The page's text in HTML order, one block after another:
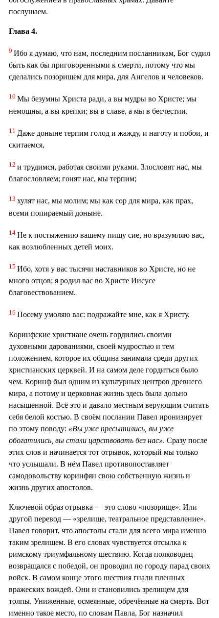
послушаем.
Глава 4.
9 Ибо я думаю, что нам, последним посланникам, Бог судил
быть как бы приговоренными к смерти, потому что мы
сделались позорищем для мира, для Ангелов и человеков.
10 Мы безумны Христа ради, а вы мудры во Христе; мы
немощны, а вы крепки; вы в славе, а мы в бесчестии.
11 Даже доныне терпим голод и жажду, и наготу и побои, и
скитаемся,
12 и трудимся, работая своими руками. Злословят нас, мы
благословляем; гонят нас, мы терпим;
13 хулят нас, мы молим; мы как сор для мира, как прах,
всеми попираемый доныне.
14 Не к постыжению вашему пишу сие, но вразумляю вас,
как возлюбленных детей моих.
15 Ибо, хотя у вас тысячи наставников во Христе, но не
много отцов; я родил вас во Христе Иисусе
благовествованием.
16 Посему умоляю вас: подражайте мне, как я Христу.
Коринфские христиане очень гордились своими
духовными дарованиями, своей мудростью и тем
положением, которое их община занимала среди других
христианских церквей. И на самом деле гордиться было
чем. Коринф был одним из культурных центров древнего
мира, а потому и церковная жизнь здесь была дольно
насыщенной. Всё это и давало местным верующим считать
себя белой костью. В своём послании Павел иронизирует
по этому поводу: «Вы уже пресытились, вы уже
обогатились, вы стали царствовать без нас». Сразу после
этих слов и начинается тот отрывок, который мы только
что услышали. В нём Павел противопоставляет
самодовольству коринфян свою собственную жизнь и
жизнь других апостолов.
Ключевой образ отрывка — это слово «позорище». Или
другой перевод — «зрелище, театральное представление».
Павел говорит, что апостолы стали для всего мира именно
таким зрелищем. В его словах чувствуется отсылка к
римскому триумфальному шествию. Когда полководец
возвращался с победой, он проводил по городу парад своих
войск. В самом конце этого шествия гнали пленных
вражеских вождей. Они и становились зрелищем для
толпы. Униженные, осмеянные, обречённые на смерть. Вот
именно такое место, по словам Павла, Бог назначил